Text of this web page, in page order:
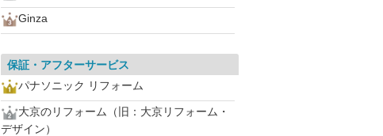
Ginza
保証・アフターサービス
パナソニック リフォーム
大京のリフォーム（旧：大京リフォーム・
デザイン）